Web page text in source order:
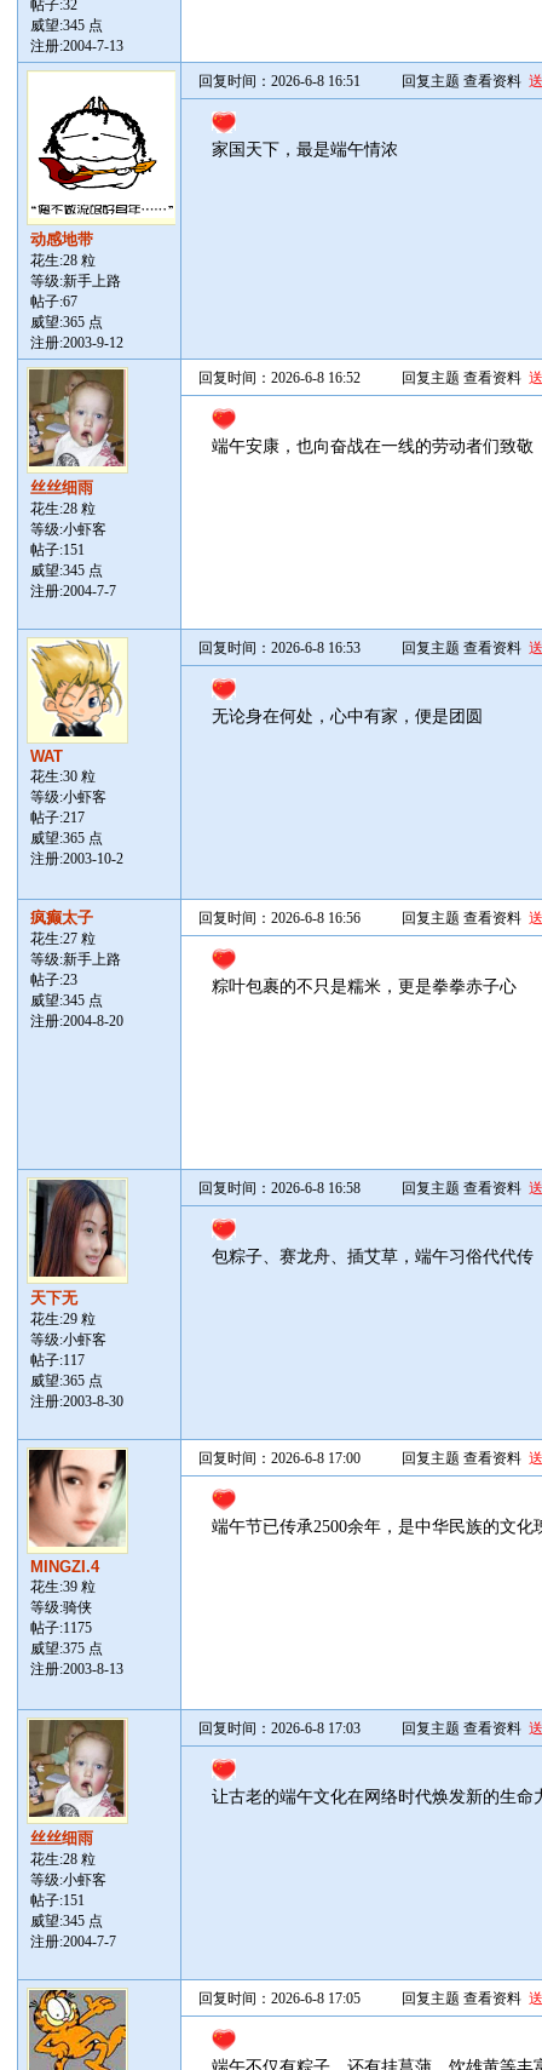
帖子:32
威望:345 点
注册:2004-7-13
动感地带
花生:28 粒
等级:新手上路
帖子:67
威望:365 点
注册:2003-9-12
回复时间：2026-6-8 16:51 回复主题 查看资料
家国天下，最是端午情浓
丝丝细雨
花生:28 粒
等级:小虾客
帖子:151
威望:345 点
注册:2004-7-7
回复时间：2026-6-8 16:52 回复主题 查看资料
端午安康，也向奋战在一线的劳动者们致敬
WAT
花生:30 粒
等级:小虾客
帖子:217
威望:365 点
注册:2003-10-2
回复时间：2026-6-8 16:53 回复主题 查看资料
无论身在何处，心中有家，便是团圆
疯癫太子
花生:27 粒
等级:新手上路
帖子:23
威望:345 点
注册:2004-8-20
回复时间：2026-6-8 16:56 回复主题 查看资料
粽叶包裹的不只是糯米，更是拳拳赤子心
天下无
花生:29 粒
等级:小虾客
帖子:117
威望:365 点
注册:2003-8-30
回复时间：2026-6-8 16:58 回复主题 查看资料
包粽子、赛龙舟、插艾草，端午习俗代代传
MINGZI.4
花生:39 粒
等级:骑侠
帖子:1175
威望:375 点
注册:2003-8-13
回复时间：2026-6-8 17:00 回复主题 查看资料
端午节已传承2500余年，是中华民族的文化
丝丝细雨
花生:28 粒
等级:小虾客
帖子:151
威望:345 点
注册:2004-7-7
回复时间：2026-6-8 17:03 回复主题 查看资料
让古老的端午文化在网络时代焕发新的生命
回复时间：2026-6-8 17:05 回复主题 查看资料